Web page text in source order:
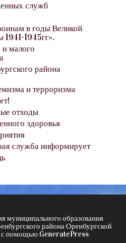
служб
в годы Великой
1941-1945гг».
малого
района
и терроризма
отходы
здоровья
служба информирует
муниципального образования
района Оренбургской
с помощью GeneratePress